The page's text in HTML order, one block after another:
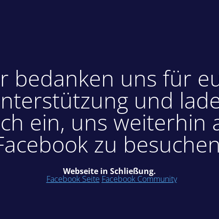
bedanken uns für
und
ein, uns weiterhin
zu
Webseite in Schließung.
Facebook Seite Facebook Community